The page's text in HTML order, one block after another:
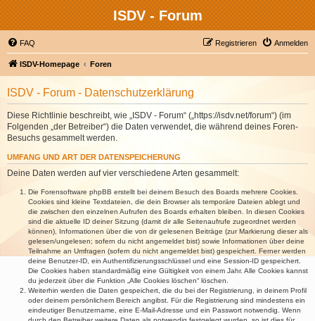
ISDV - Forum
FAQ Anmelden
Registrieren
ISDV-Homepage Foren
ISDV - Forum - Datenschutzerklärung
Diese Richtlinie beschreibt, wie „ISDV - Forum“ („https://isdv.net/forum“) (im
Folgenden „der Betreiber“) die Daten verwendet, die während deines Foren-
Besuchs gesammelt werden.
UMFANG UND ART DER DATENSPEICHERUNG
Deine Daten werden auf vier verschiedene Arten gesammelt:
Die Forensoftware phpBB erstellt bei deinem Besuch des Boards mehrere Cookies.
Cookies sind kleine Textdateien, die dein Browser als temporäre Dateien ablegt und
die zwischen den einzelnen Aufrufen des Boards erhalten bleiben. In diesen Cookies
sind die aktuelle ID deiner Sitzung (damit dir alle Seitenaufrufe zugeordnet werden
können), Informationen über die von dir gelesenen Beiträge (zur Markierung dieser als
gelesen/ungelesen; sofern du nicht angemeldet bist) sowie Informationen über deine
Teilnahme an Umfragen (sofern du nicht angemeldet bist) gespeichert. Ferner werden
deine Benutzer-ID, ein Authentifizierungsschlüssel und eine Session-ID gespeichert.
Die Cookies haben standardmäßig eine Gültigkeit von einem Jahr. Alle Cookies kannst
du jederzeit über die Funktion „Alle Cookies löschen“ löschen.
Weiterhin werden die Daten gespeichert, die du bei der Registrierung, in deinem Profil
oder deinem persönlichem Bereich angibst. Für die Registrierung sind mindestens ein
eindeutiger Benutzername, eine E-Mail-Adresse und ein Passwort notwendig. Wenn